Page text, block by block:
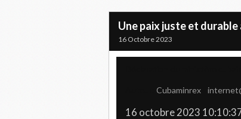
Une paix juste et
16 Octobre 2023
Cubaminrex
16 octobre 2023